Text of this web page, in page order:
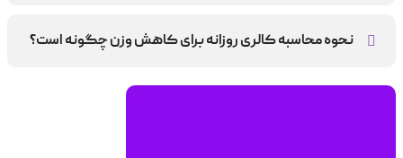
دقیق کالری مصرفی بر اساس ویژگی‌های فردی مانند سن، وزن و
میزان فعالیت، به فرد کمک می‌کند وزن خود را کاهش دهد یا
دقت و منطق پیش می‌برد، نه با محرومیت یا احساس گرسنگی، که
نحوه محاسبه کالری روزانه برای کاهش وزن چگونه است؟
هریس-بندیکت محاسبه کرد. سپس با در نظر گرفتن سطح